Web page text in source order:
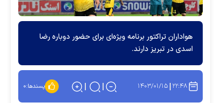
هواداران تراکتور برنامه ویژه‌ای برای حضور دوباره رضا
اسدی در تبریز دارند.
۲۲:۴۸ ۱۴۰۳/۰۱/۱۵ پسندها:۰